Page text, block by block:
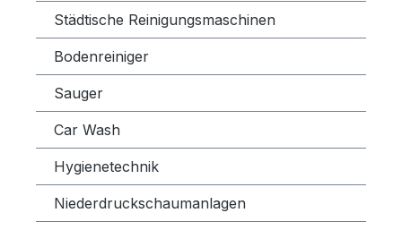
Städtische Reinigungsmaschinen
Bodenreiniger
Sauger
Car Wash
Hygienetechnik
Niederdruckschaumanlagen